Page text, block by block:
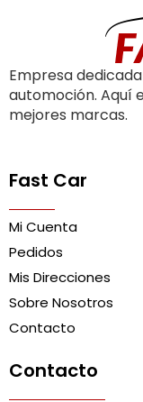
Empresa
automoción. Aquí
mejores marcas.
Fast Car
Mi Cuenta
Pedidos
Mis Direcciones
Sobre Nosotros
Contacto
Contacto